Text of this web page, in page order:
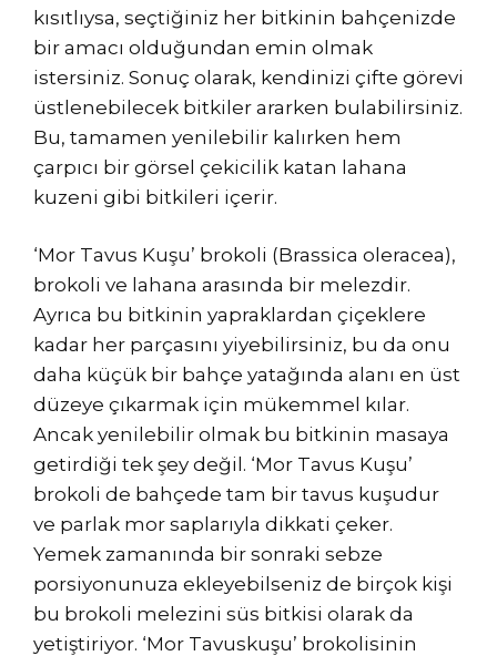
kısıtlıysa, seçtiğiniz her bitkinin bahçenizde
bir amacı olduğundan emin olmak
istersiniz. Sonuç olarak, kendinizi çifte görevi
üstlenebilecek bitkiler ararken bulabilirsiniz.
Bu, tamamen yenilebilir kalırken hem
çarpıcı bir görsel çekicilik katan lahana
kuzeni gibi bitkileri içerir.
‘Mor Tavus Kuşu’ brokoli (Brassica oleracea),
brokoli ve lahana arasında bir melezdir.
Ayrıca bu bitkinin yapraklardan çiçeklere
kadar her parçasını yiyebilirsiniz, bu da onu
daha küçük bir bahçe yatağında alanı en üst
düzeye çıkarmak için mükemmel kılar.
Ancak yenilebilir olmak bu bitkinin masaya
getirdiği tek şey değil. ‘Mor Tavus Kuşu’
brokoli de bahçede tam bir tavus kuşudur
ve parlak mor saplarıyla dikkati çeker.
Yemek zamanında bir sonraki sebze
porsiyonunuza ekleyebilseniz de birçok kişi
bu brokoli melezini süs bitkisi olarak da
yetiştiriyor. ‘Mor Tavuskuşu’ brokolisinin